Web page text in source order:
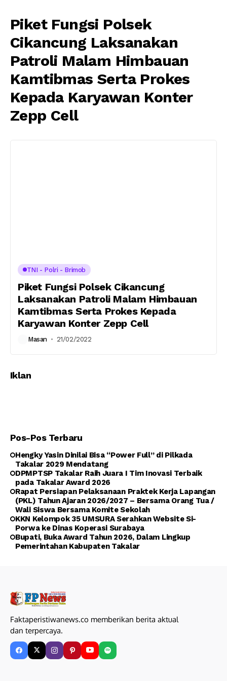
Piket Fungsi Polsek
Cikancung Laksanakan
Patroli Malam Himbauan
Kamtibmas Serta Prokes
Kepada Karyawan Konter
Zepp Cell
TNI - Polri - Brimob
Piket Fungsi Polsek Cikancung
Laksanakan Patroli Malam Himbauan
Kamtibmas Serta Prokes Kepada
Karyawan Konter Zepp Cell
Masan 21/02/2022
Iklan
Pos-Pos Terbaru
Hengky Yasin Dinilai Bisa “Power Full” di Pilkada
Takalar 2029 Mendatang
DPMPTSP Takalar Raih Juara I Tim Inovasi Terbaik
pada Takalar Award 2026
Rapat Persiapan Pelaksanaan Praktek Kerja Lapangan
(PKL) Tahun Ajaran 2026/2027 – Bersama Orang Tua /
Wali Siswa Bersama Komite Sekolah
KKN Kelompok 35 UMSURA Serahkan Website Si-
Porwa ke Dinas Koperasi Surabaya
Bupati, Buka Award Tahun 2026, Dalam Lingkup
Pemerintahan Kabupaten Takalar
Faktaperistiwanews.co memberikan berita aktual
dan terpercaya.